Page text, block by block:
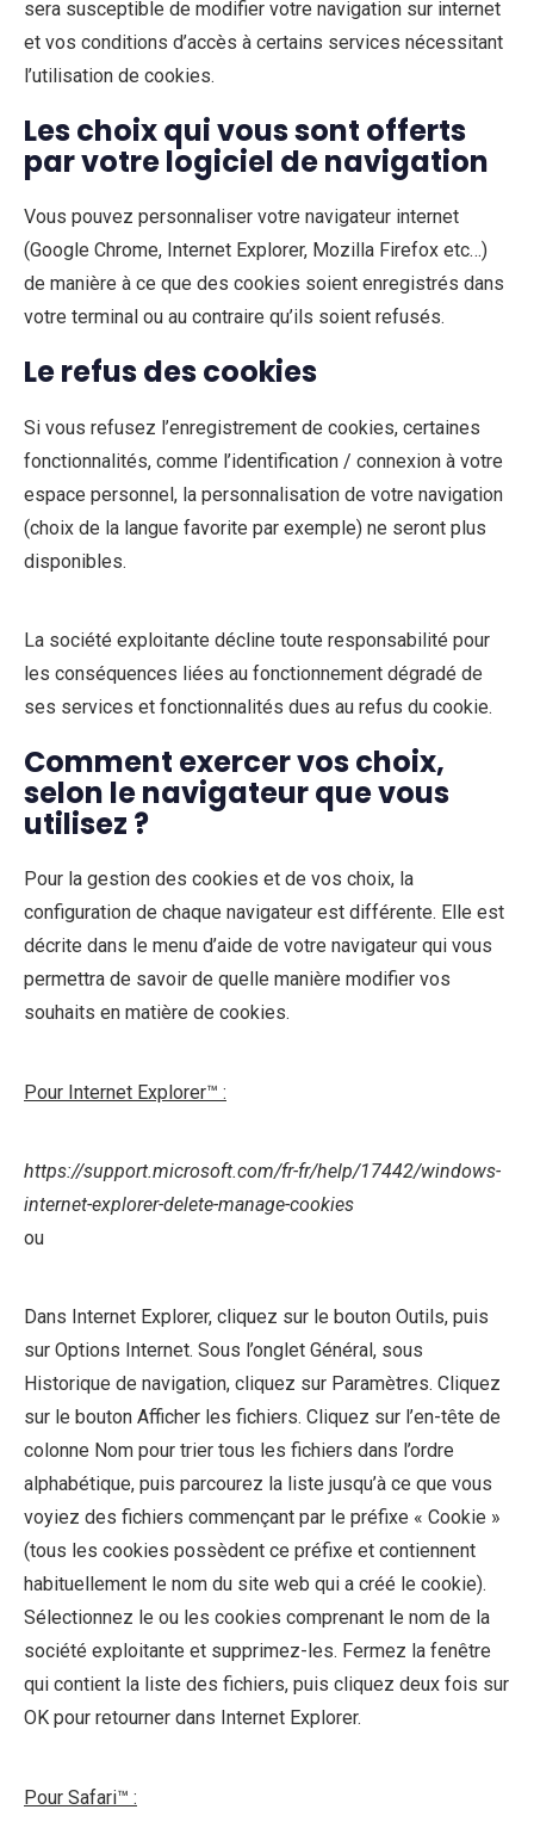
sera susceptible de modifier votre navigation sur internet
et vos conditions d’accès à certains services nécessitant
l’utilisation de cookies.
Les choix qui vous sont offerts
par votre logiciel de navigation
Vous pouvez personnaliser votre navigateur internet
(Google Chrome, Internet Explorer, Mozilla Firefox etc…)
de manière à ce que des cookies soient enregistrés dans
votre terminal ou au contraire qu’ils soient refusés.
Le refus des cookies
Si vous refusez l’enregistrement de cookies, certaines
fonctionnalités, comme l’identification / connexion à votre
espace personnel, la personnalisation de votre navigation
(choix de la langue favorite par exemple) ne seront plus
disponibles.
La société exploitante décline toute responsabilité pour
les conséquences liées au fonctionnement dégradé de
ses services et fonctionnalités dues au refus du cookie.
Comment exercer vos choix,
selon le navigateur que vous
utilisez ?
Pour la gestion des cookies et de vos choix, la
configuration de chaque navigateur est différente. Elle est
décrite dans le menu d’aide de votre navigateur qui vous
permettra de savoir de quelle manière modifier vos
souhaits en matière de cookies.
Pour Internet Explorer™ :
https://support.microsoft.com/fr-fr/help/17442/windows-
internet-explorer-delete-manage-cookies
ou
Dans Internet Explorer, cliquez sur le bouton Outils, puis
sur Options Internet. Sous l’onglet Général, sous
Historique de navigation, cliquez sur Paramètres. Cliquez
sur le bouton Afficher les fichiers. Cliquez sur l’en-tête de
colonne Nom pour trier tous les fichiers dans l’ordre
alphabétique, puis parcourez la liste jusqu’à ce que vous
voyiez des fichiers commençant par le préfixe « Cookie »
(tous les cookies possèdent ce préfixe et contiennent
habituellement le nom du site web qui a créé le cookie).
Sélectionnez le ou les cookies comprenant le nom de la
société exploitante et supprimez-les. Fermez la fenêtre
qui contient la liste des fichiers, puis cliquez deux fois sur
OK pour retourner dans Internet Explorer.
Pour Safari™ :